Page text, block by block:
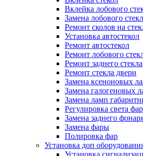
Вклейка лобового
Замена лобового
Ремонт сколов на
Установка автостекол
Ремонт автостекол
Ремонт лобового
Ремонт заднего стекла
Ремонт стекла двери
Замена ксеноновых
Замена галогеновых
Замена ламп
Регулировка света фар
Замена заднего
Замена фары
Полировка фар
Установка доп
Установка